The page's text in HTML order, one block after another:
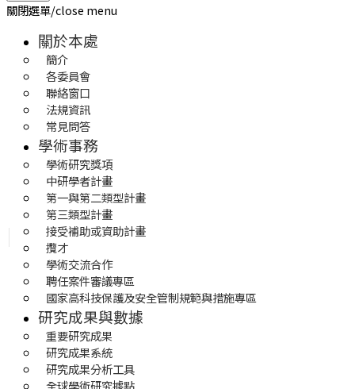
關閉選單/close menu
關於本處
簡介
各委員會
聯絡窗口
法規資訊
常見問答
學術事務
學術研究獎項
中研學者計畫
第一與第二類型計畫
第三類型計畫
接受補助或資助計畫
攬才
學術交流合作
聘任案件審議專區
國家高科技保護及安全管制規範與措施專區
研究成果與數據
重要研究成果
研究成果系統
研究成果分析工具
全球學術研究據點